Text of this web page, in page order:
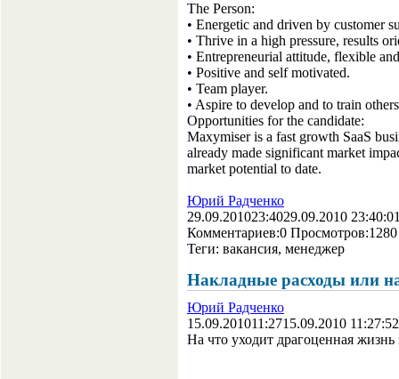
The Person:
• Energetic and driven by customer
• Thrive in a high pressure, results
• Entrepreneurial attitude, flexible
• Positive and self motivated.
• Team player.
• Aspire to develop and to train
Opportunities for the candidate:
Maxymiser is a fast growth SaaS
already made significant market
market potential to date.
Юрий Радченко
29.09.201023:4029.09.2010
Комментариев:0 Просмотров:1280
Теги: вакансия, менеджер
Накладные расходы или
Юрий Радченко
15.09.201011:2715.09.2010 11:27:52
На что уходит драгоценная